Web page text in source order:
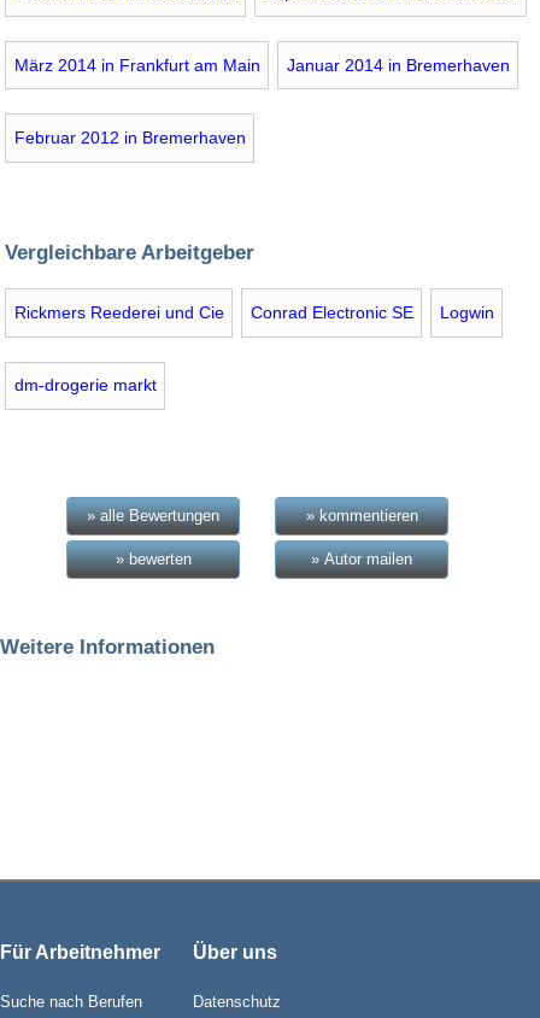
März 2014 in Frankfurt am Main Januar 2014 in Bremerhaven
Februar 2012 in Bremerhaven
Vergleichbare Arbeitgeber
Rickmers Reederei und Cie Conrad Electronic SE Logwin
dm-drogerie markt
» alle Bewertungen » kommentieren
» bewerten » Autor mailen
Weitere Informationen
Für Arbeitnehmer
Suche nach Berufen
Über uns
Datenschutz